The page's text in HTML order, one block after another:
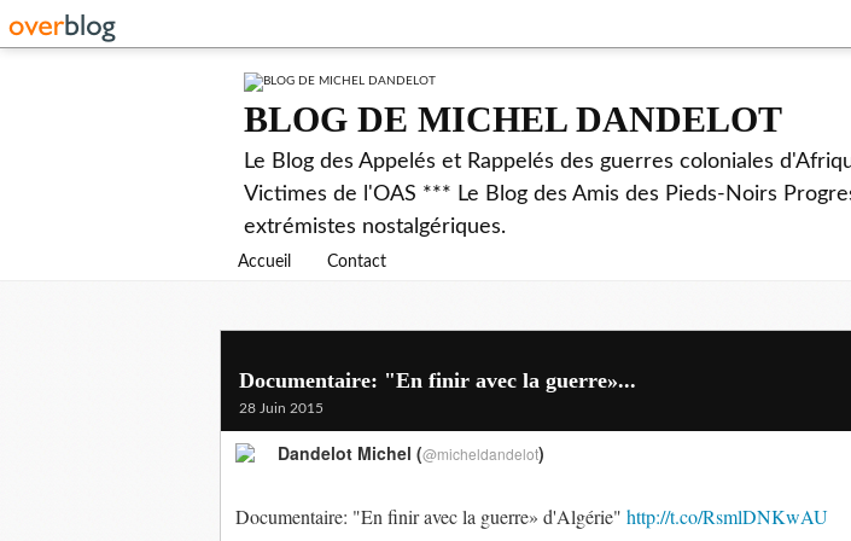
BLOG DE MICHEL DANDELOT
Le Blog des Appelés et Rappelés des guerres coloniales
Victimes de l'OAS *** Le Blog des Amis des Pieds-Noirs
extrémistes nostalgériques.
Accueil Contact
Documentaire: "En finir avec la guerre»...
28 Juin 2015
Documentaire: "En finir avec la guerre» d'Algérie" http://t.co/RsmlDNKwAU
Dandelot Michel (@micheldandelot)